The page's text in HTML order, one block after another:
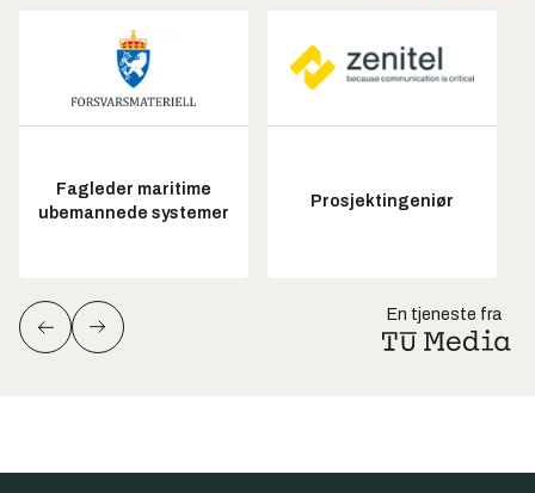
Fagleder maritime
ubemannede systemer
Prosjektingeniør
En tjeneste fra